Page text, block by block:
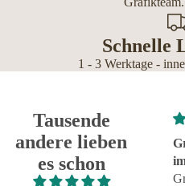
Schnelle
1 - 3 Werktage -
Tausende
andere lieben
es schon
Super!
Super!